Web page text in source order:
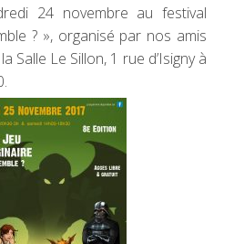
24 novembre au festival
? », organisé par nos amis
Salle Le Sillon, 1 rue d’Isigny à